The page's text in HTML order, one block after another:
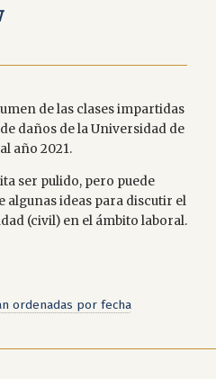
de las clases impartidas
daños de la Universidad de
año 2021.
ser pulido, pero puede
ideas para discutir el
(civil) en el ámbito laboral.
ordenadas por fecha